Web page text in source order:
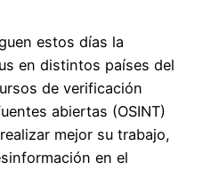
estos días la
en distintos países del
de verificación
abiertas (OSINT)
mejor su trabajo,
en el